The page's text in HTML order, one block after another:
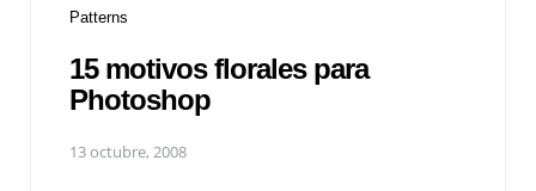
Patterns
15 motivos florales para
Photoshop
13 octubre, 2008